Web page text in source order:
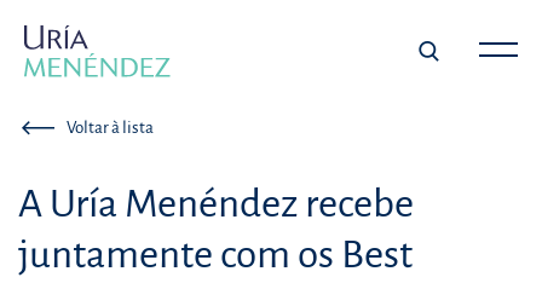
Voltar à lista
A Uría Menéndez recebe
juntamente com os Best